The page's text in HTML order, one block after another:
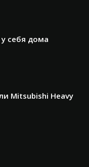
себя дома
Mitsubishi Heavy